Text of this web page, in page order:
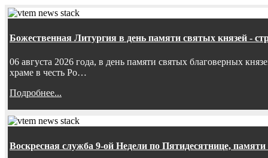
Божественная Литургия в день памяти святых князей -
06 августа 2026 года, в день памяти святых благоверных
храме в честь Ро…
Подробнее...
Воскресная служба 9-ой Недели по Пятидесятнице,